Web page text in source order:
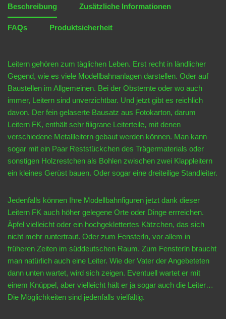
Beschreibung Zusätzliche Informationen
FAQs Produktsicherheit
Leitern gehören zum täglichen Leben. Erst recht in ländlicher
Gegend, wie es viele Modellbahnanlagen darstellen. Oder auf
Baustellen im Allgemeinen. Bei der Obsternte oder wo auch
immer, Leitern sind unverzichtbar. Und jetzt gibt es reichlich
davon. Der fein gelaserte Bausatz aus Fotokarton, darum
Leitern FK, enthält sehr filigrane Leiterteile, mit denen
verschiedene Metallleitern gebaut werden können. Man kann
sogar mit ein Paar Reststückchen des Trägermaterials oder
sonstigen Holzrestchen als Bohlen zwischen zwei Klappleitern
ein kleines Gerüst bauen. Oder sogar eine dreiteilige Standleiter.
Jedenfalls können Ihre Modellbahnfiguren jetzt dank dieser
Leitern FK auch höher gelegene Orte oder Dinge errreichen.
Äpfel vielleicht oder ein hochgeklettertes Kätzchen, das sich
nicht mehr runtertraut. Oder zum Fensterln, vor allem in
früheren Zeiten im süddeutschen Raum. Zum Fensterln braucht
man natürlich auch eine Leiter. Wie der Vater der Angebeteten
dann unten wartet, wird sich zeigen. Eventuell wartet er mit
einem Knüppel, aber vielleicht hält er ja sogar auch die Leiter…
Die Möglichkeiten sind jedenfalls vielfältig.